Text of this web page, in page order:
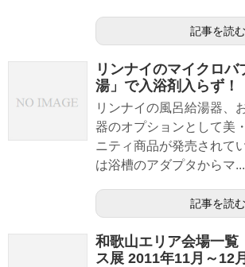
記事を読む
リンナイのマイクロバ
湯」で入浴剤入らず！
リンナイの風呂給湯器、
器のオプションとして美
ニティ商品が発売されて
は浴槽のアダプタからマ...
記事を読む
和歌山エリア会場一覧
ス展 2011年11月～12月